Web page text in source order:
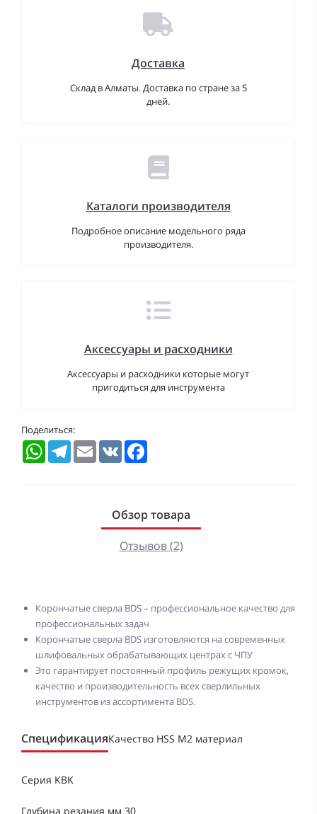
Доставка
Склад в Алматы. Доставка по стране за 5
дней.
Каталоги производителя
Подробное описание модельного ряда
производителя.
Аксессуары и расходники
Аксессуары и расходники которые могут
пригодиться для инструмента
Поделиться:
WhatsAppTelegramEmail VK
Обзор товара
Отзывов (2)
Корончатые сверла BDS – профессиональное качество для
профессиональных задач
Корончатые сверла BDS изготовляются на современных
шлифовальных обрабатывающих центрах с ЧПУ
Это гарантирует постоянный профиль режущих кромок,
качество и производительность всех сверлильных
инструментов из ассортимента BDS.
СпецификацияКачество HSS M2 материал
Серия KBK
Глубина резания мм 30